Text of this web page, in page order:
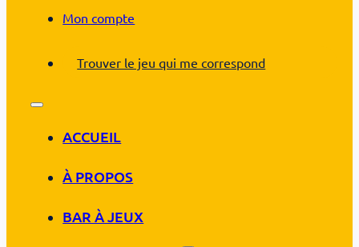
Mon compte
Trouver le jeu qui me correspond
ACCUEIL
À PROPOS
BAR À JEUX